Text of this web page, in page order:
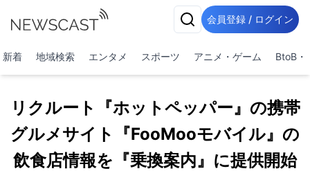
会員登録 / ログイン
新着 地域検索 エンタメ スポーツ アニメ・ゲーム BtoB・
リクルート『ホットペッパー』の携帯
グルメサイト『FooMooモバイル』の
飲食店情報を『乗換案内』に提供開始